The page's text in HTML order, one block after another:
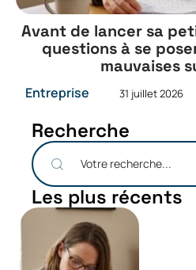
Avant de lancer sa
questions à se
mauvaises
Entreprise 31 juillet 2026
Recherche
Les plus récents